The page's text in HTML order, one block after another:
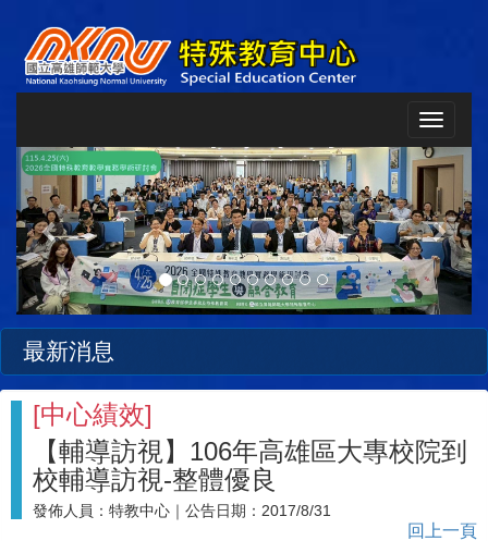
Toggle
Previous Next
最新消息
[中心績效]
【輔導訪視】106年高雄區大專校院到
校輔導訪視-整體優良
發佈人員： 特教中心 ｜公告日期： 2017/8/31
回上一頁